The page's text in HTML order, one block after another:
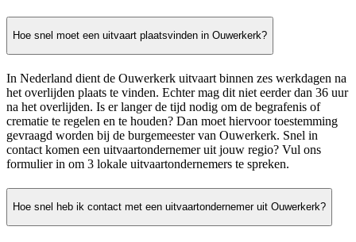
Hoe snel moet een uitvaart plaatsvinden in Ouwerkerk?
In Nederland dient de Ouwerkerk uitvaart binnen zes werkdagen na
het overlijden plaats te vinden. Echter mag dit niet eerder dan 36 uur
na het overlijden. Is er langer de tijd nodig om de begrafenis of
crematie te regelen en te houden? Dan moet hiervoor toestemming
gevraagd worden bij de burgemeester van Ouwerkerk. Snel in
contact komen een uitvaartondernemer uit jouw regio? Vul ons
formulier in om 3 lokale uitvaartondernemers te spreken.
Hoe snel heb ik contact met een uitvaartondernemer uit Ouwerkerk?